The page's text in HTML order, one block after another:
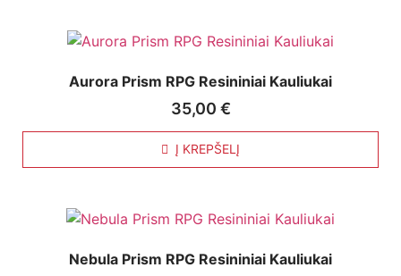
Aurora Prism RPG Resininiai Kauliukai
35,00 €
Į KREPŠELĮ
Nebula Prism RPG Resininiai Kauliukai